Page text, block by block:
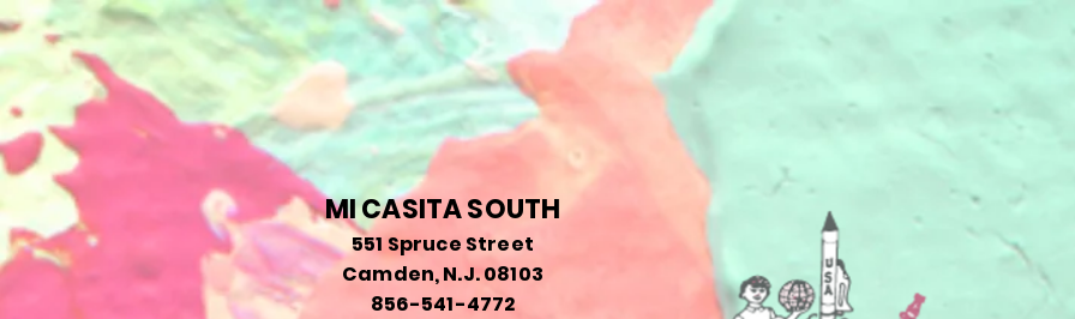
MI CASITA SOUTH
551 Spruce Street
Camden, N.J. 08103
856-541-4772